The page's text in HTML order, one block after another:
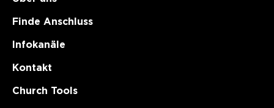
Finde Anschluss
Infokanäle
Kontakt
Church Tools